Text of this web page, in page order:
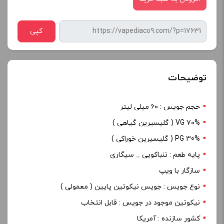
کپی
توضیحات
حجم جویس : ۶۰ میلی لیتر
۷۰% VG ( گلیسیرین گیاهی )
PG 30% ( گلیسیرین خوراکی )
پایه طعم : تنباکویی _ سیگاری
سازگار با ویپ
نوع جویس : جویس نیکوتین پایین ( معمولی )
نیکوتین موجود در جویس : قابل انتخاب
کشور سازنده : آمریکا